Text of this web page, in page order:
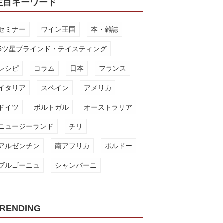
目キーワード
ミナー ワイン王国 本・雑誌
ツ星ブラインド・テイスティング
シピ コラム 日本 フランス
タリア スペイン アメリカ
ドイツ ポルトガル オーストラリア
ュージーランド チリ
ルゼンチン 南アフリカ ボルドー
ルゴーニュ シャンパーニ